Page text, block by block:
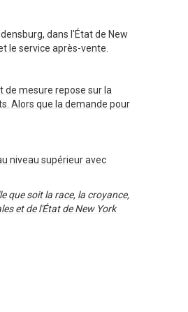
dans l'État de New
le service après-vente.
de mesure repose sur la
Alors que la demande pour
niveau supérieur avec
que soit la race, la croyance,
et de l'État de New York